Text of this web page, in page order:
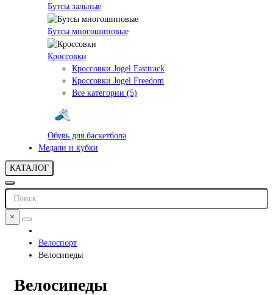
Бутсы зальные
Бутсы многошиповые
Кроссовки
Кроссовки Jogel Fasttrack
Кроссовки Jogel Freedom
Все категории (5)
Обувь для баскетбола
Медали и кубки
КАТАЛОГ
×
Велоспорт
Велосипеды
Велосипеды